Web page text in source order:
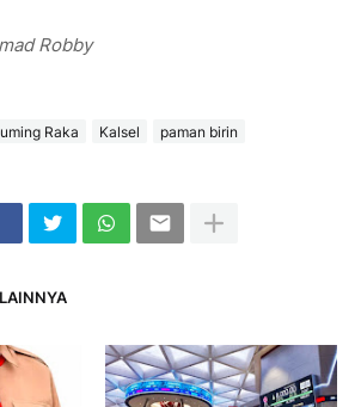
Robby
Raka Kalsel
paman birin